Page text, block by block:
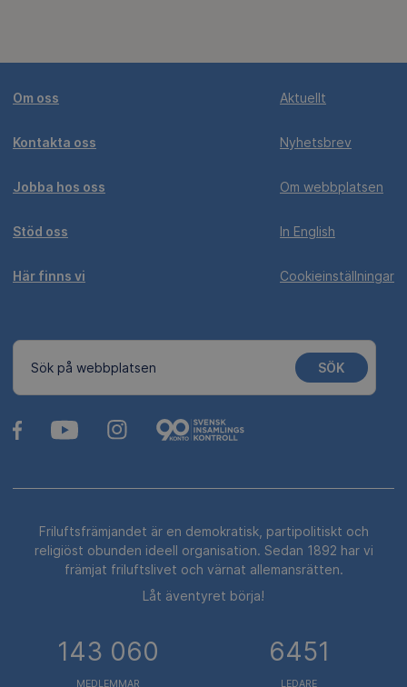
Om oss
Kontakta oss
Jobba hos oss
Stöd oss
Här finns vi
Aktuellt
Nyhetsbrev
Om webbplatsen
In English
Cookieinställningar
Sök på webbplatsen SÖK
Friluftsfrämjandet är en demokratisk, partipolitiskt och
religiöst obunden ideell organisation. Sedan 1892 har vi
främjat friluftslivet och värnat allemansrätten.
Låt äventyret börja!
143 060
MEDLEMMAR
6451
LEDARE